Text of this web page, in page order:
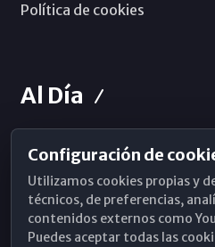
Política de cookies
Al Día
Horarios de Misa
Hemeroteca
WhatsApp
Configuración de
Utilizamos cookies propias y
técnicos, de preferencias,
contenidos externos como
Puedes aceptar todas las